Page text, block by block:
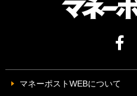
マネーポストWEBについて